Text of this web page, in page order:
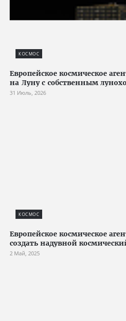
КОСМОС
Европейское космическое
на Луну с собственным
31 Июль, 2026
КОСМОС
Европейское космическое
создать надувной
2 Май, 2025